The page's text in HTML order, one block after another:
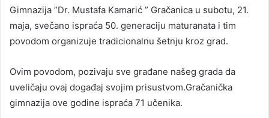
Gimnazija ”Dr. Mustafa Kamarić ” Gračanica u subotu, 21.
maja, svečano ispraća 50. generaciju maturanata i tim
povodom organizuje tradicionalnu šetnju kroz grad.
Ovim povodom, pozivaju sve građane našeg grada da
uveličaju ovaj događaj svojim prisustvom.Gračanička
gimnazija ove godine ispraća 71 učenika.